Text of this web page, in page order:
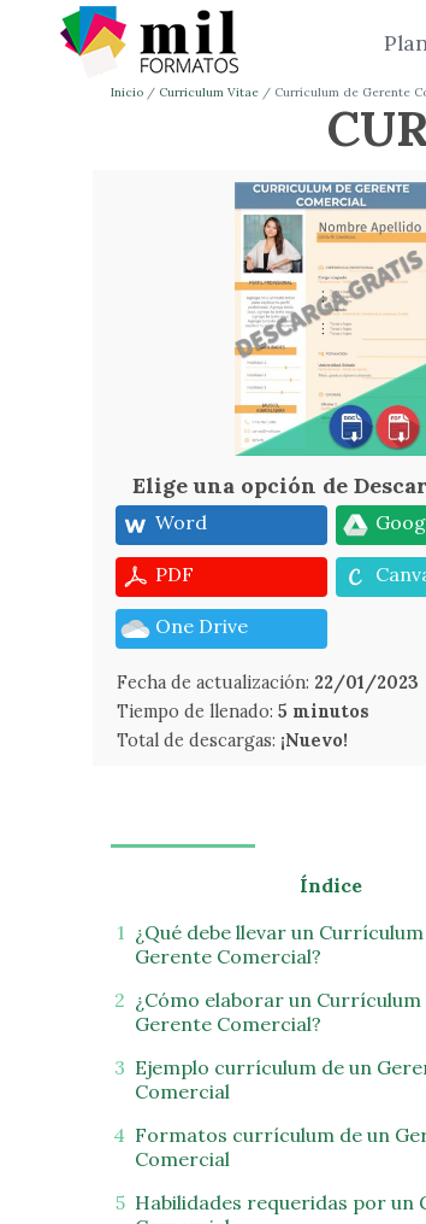
Inicio Curriculum Vitae Currículum de Gerente
Elige una opción de
Word
PDF
One Drive
Fecha de actualización: 22/01/2023
Tiempo de llenado: 5 minutos
Total de descargas: ¡Nuevo!
Índice
¿Qué debe llevar un
Gerente Comercial?
¿Cómo elaborar un Currículum
Gerente Comercial?
Ejemplo currículum de un
Comercial
Formatos currículum de un
Comercial
Habilidades requeridas por un